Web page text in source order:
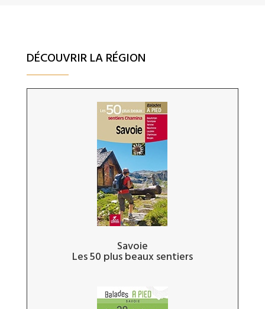
DÉCOUVRIR LA RÉGION
Savoie
Les 50 plus beaux sentiers